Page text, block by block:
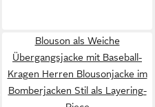
Blouson als Weiche
Übergangsjacke mit Baseball-
Kragen Herren Blousonjacke im
Bomberjacken Stil als Layering-